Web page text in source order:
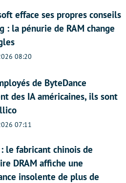
efface ses propres conseils
: la pénurie de RAM change
08:20
de ByteDance
des IA américaines, ils sont
07:11
: le fabricant chinois de
DRAM affiche une
insolente de plus de